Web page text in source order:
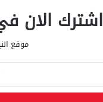
اشترك الان
موقع النيل ٢٤ الحصري علي